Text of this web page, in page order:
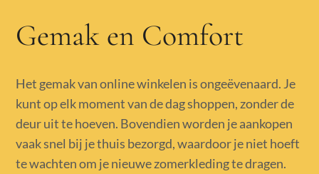
Gemak en Comfort
Het gemak van online winkelen is ongeëvenaard. Je
kunt op elk moment van de dag shoppen, zonder de
deur uit te hoeven. Bovendien worden je aankopen
vaak snel bij je thuis bezorgd, waardoor je niet hoeft
te wachten om je nieuwe zomerkleding te dragen.